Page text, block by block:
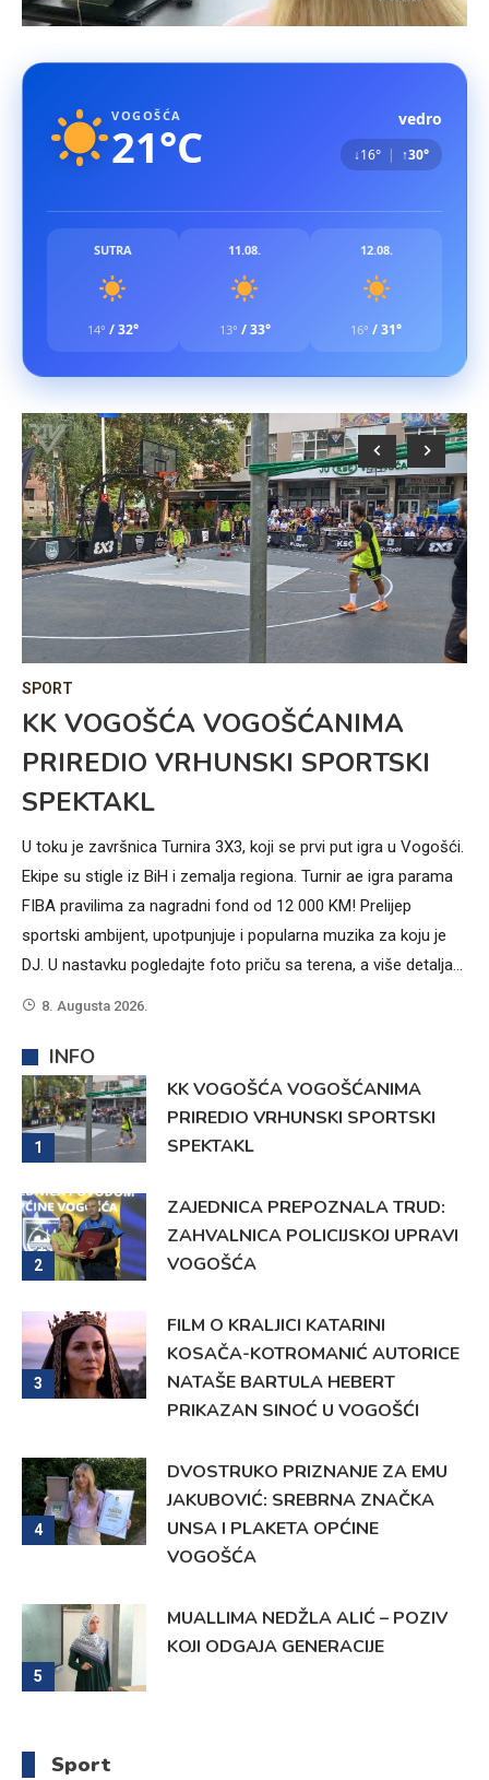
VOGOŠĆA
21°C vedro
↓16° | ↑30°
SUTRA
14° /32°
11.08.
13° / 33°
12.08.
16° /31°
SPORT
KK VOGOŠĆA VOGOŠĆANIMA
PRIREDIO VRHUNSKI SPORTSKI
SPEKTAKL
U toku je završnica Turnira 3X3, koji se prvi put igra u Vogošći.
Ekipe su stigle iz BiH i zemalja regiona. Turnir ae igra parama
FIBA pravilima za nagradni fond od 12 000 KM! Prelijep
sportski ambijent, upotpunjuje i popularna muzika za koju je
DJ. U nastavku pogledajte foto priču sa terena, a više detalja…
8. Augusta 2026.
INFO
1
KK VOGOŠĆA VOGOŠĆANIMA
PRIREDIO VRHUNSKI SPORTSKI
SPEKTAKL
2
ZAJEDNICA PREPOZNALA TRUD:
ZAHVALNICA POLICIJSKOJ UPRAVI
VOGOŠĆA
3
FILM O KRALJICI KATARINI
KOSAČA-KOTROMANIĆ AUTORICE
NATAŠE BARTULA HEBERT
PRIKAZAN SINOĆ U VOGOŠĆI
4
DVOSTRUKO PRIZNANJE ZA EMU
JAKUBOVIĆ: SREBRNA ZNAČKA
UNSA I PLAKETA OPĆINE
VOGOŠĆA
5
MUALLIMA NEDŽLA ALIĆ – POZIV
KOJI ODGAJA GENERACIJE
Sport